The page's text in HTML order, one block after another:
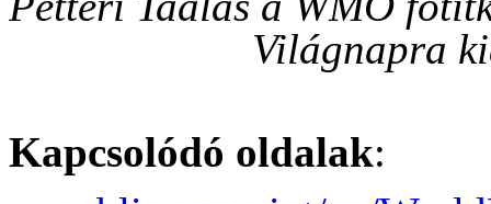
Világnapra
Kapcsolódó oldalak: